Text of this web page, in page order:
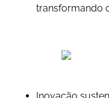
transformando